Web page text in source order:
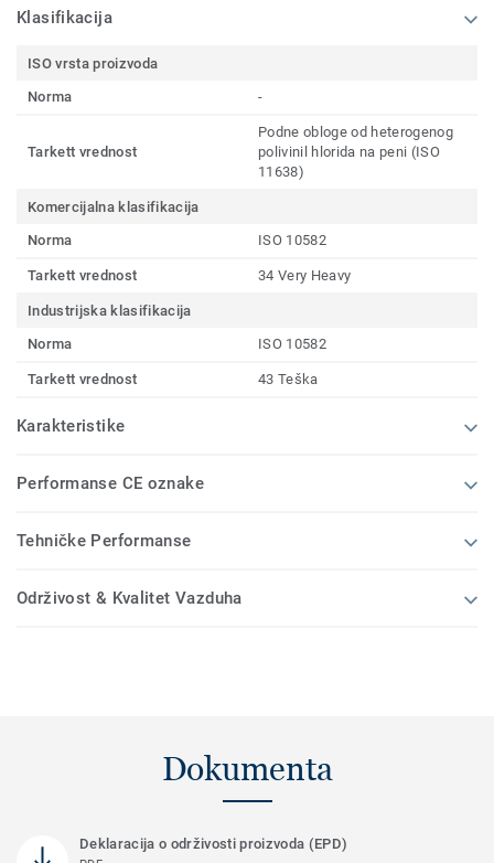
Klasifikacija
ISO vrsta proizvoda
Norma
-
Tarkett vrednost
Podne obloge od heterogenog
polivinil hlorida na peni (ISO
11638)
Komercijalna klasifikacija
Norma
ISO 10582
Tarkett vrednost 34 Very Heavy
Industrijska klasifikacija
Norma
ISO 10582
Tarkett vrednost 43 Teška
Karakteristike
Performanse CE oznake
Tehničke Performanse
Održivost & Kvalitet Vazduha
Dokumenta
Deklaracija o održivosti proizvoda (EPD)